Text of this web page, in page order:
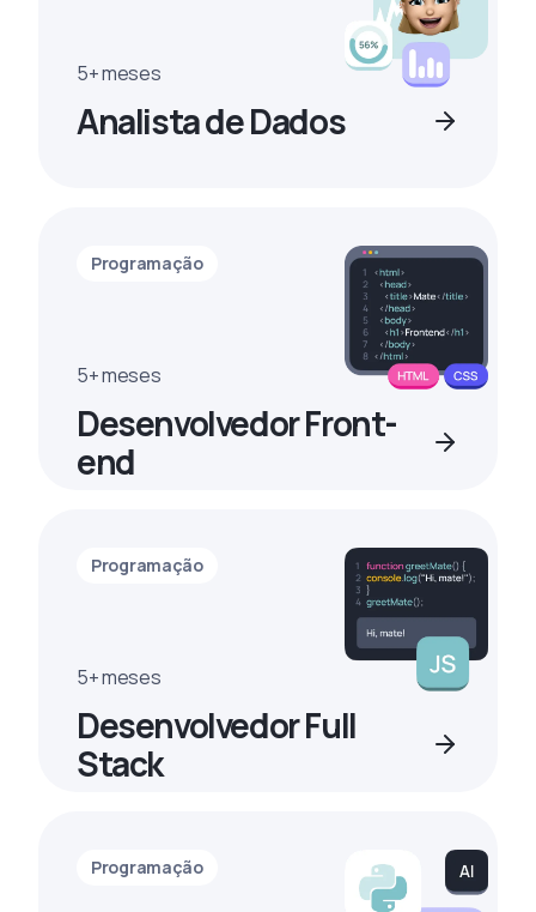
5+ meses
Analista de Dados
Programação
5+ meses
Desenvolvedor Front-
end
Programação
5+ meses
Desenvolvedor Full
Stack
Programação